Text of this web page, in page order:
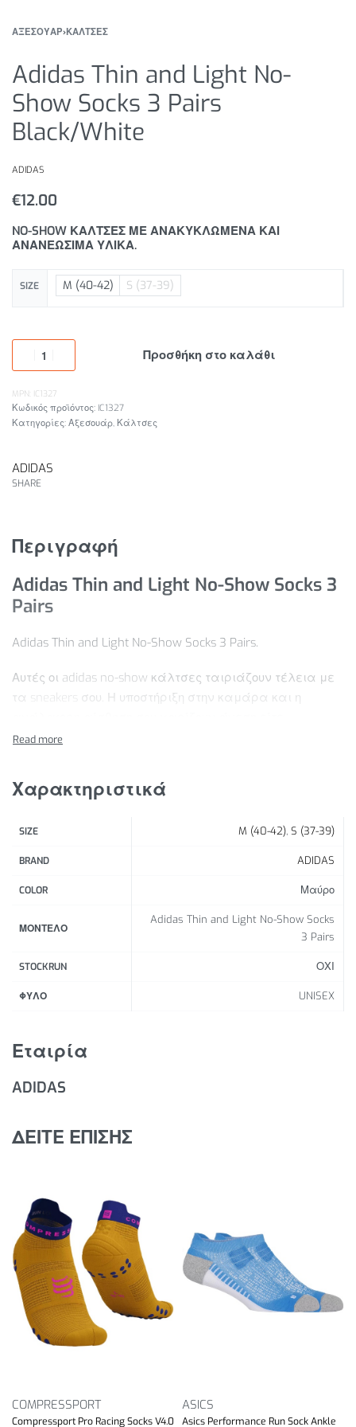
ΑΞΕΣΟΥΑΡ›ΚΑΛΤΣΕΣ
Adidas Thin and Light No-
Show Socks 3 Pairs
Black/White
ADIDAS
€12.00
NO-SHOW ΚΑΛΤΣΕΣ ΜΕ ΑΝΑΚΥΚΛΩΜΕΝΑ ΚΑΙ
ΑΝΑΝΕΩΣΙΜΑ ΥΛΙΚΑ.
SIZE M (40-42) S (37-39)
Προσθήκη στο καλάθι
MPN: IC1327
IC1327
Κατηγορίες: Αξεσουάρ, Κάλτσες
ADIDAS
SHARE
Περιγραφή
Adidas Thin and Light No-Show Socks 3
Pairs
Adidas Thin and Light No-Show Socks 3 Pairs.
Αυτές οι adidas no-show κάλτσες ταιριάζουν τέλεια με
τα sneakers σου. Η υποστήριξη στην καμάρα και η
χαλαρώνεις στον καναπέ είτε πας για τρέξιμο. Κάθε
προϊόντος περιέχει ανακυκλωμένα και ανακυκλώσιμα
Ύψος no-show
3% ελαστοδιένιο, 2% ελαστάνη, 1% ανακυκλωμένο
Συσκευασία με τρία ζευγάρια
Μπροστινό μέρος χωρίς ραφές
Χαρακτηριστικά
SIZE M (40-42), S (37-39)
BRAND ADIDAS
COLOR Μαύρο
ΜΟΝΤΕΛΟ
Adidas Thin and Light No-Show Socks
3 Pairs
STOCKRUN ΟΧΙ
ΦΥΛΟ UNISEX
Εταιρία
ADIDAS
ΔΕΙΤΕ ΕΠΙΣΗΣ
COMPRESSPORT
Compressport Pro Racing Socks V4.0
ASICS
Asics Performance Run Sock Ankle